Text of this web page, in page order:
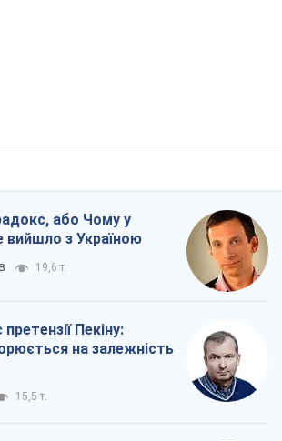
або Чому у
вийшло з Україною
19,6 т.
Пекіну:
на залежність
15,5 т.